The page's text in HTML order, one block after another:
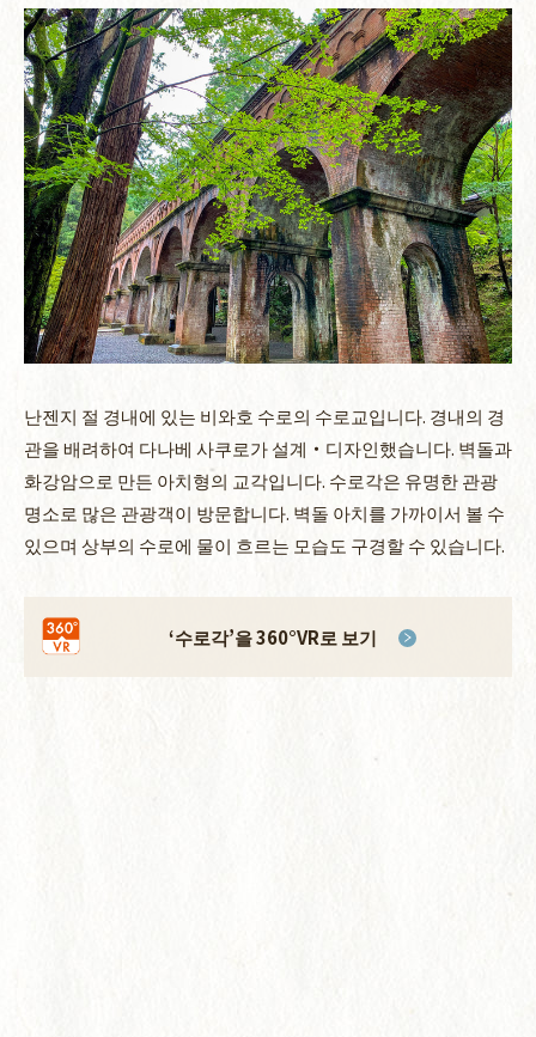
난젠지 절 경내에 있는 비와호 수로의 수로교입니다. 경내의 경
관을 배려하여 다나베 사쿠로가 설계・디자인했습니다. 벽돌과
화강암으로 만든 아치형의 교각입니다. 수로각은 유명한 관광
명소로 많은 관광객이 방문합니다. 벽돌 아치를 가까이서 볼 수
있으며 상부의 수로에 물이 흐르는 모습도 구경할 수 있습니다.
‘수로각’을 360°VR로 보기